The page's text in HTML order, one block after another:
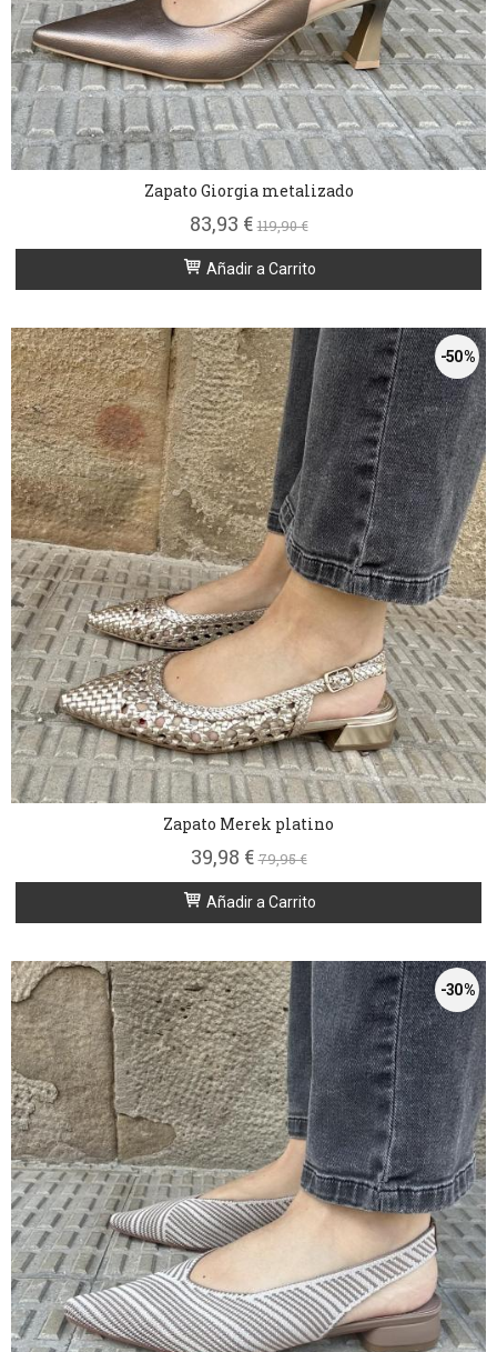
Zapato Giorgia metalizado
83,93 €119,90 €
Añadir a Carrito
-50 %
Zapato Merek platino
39,98 €79,95 €
Añadir a Carrito
-30 %